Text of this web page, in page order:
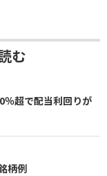
む
％超で配当利回りが
柄例